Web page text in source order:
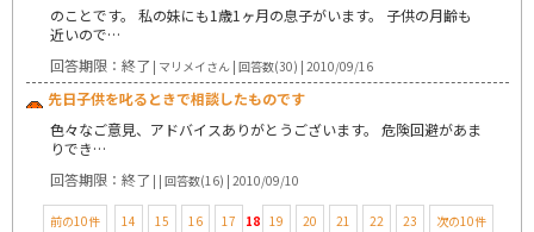
のことです。 私の妹にも1歳1ヶ月の息子がいます。 子供の月齢も
近いので…
回答期限：終了 | マリメイさん | 回答数(30) | 2010/09/16
先日子供を叱るときで相談したものです
色々なご意見、アドバイスありがとうございます。 危険回避があま
りでき…
回答期限：終了 | | 回答数(16) | 2010/09/10
前の10件 14 15 16 17 18 19 20 21 22 23 次の10件